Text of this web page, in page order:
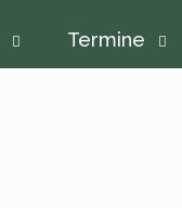
Termine